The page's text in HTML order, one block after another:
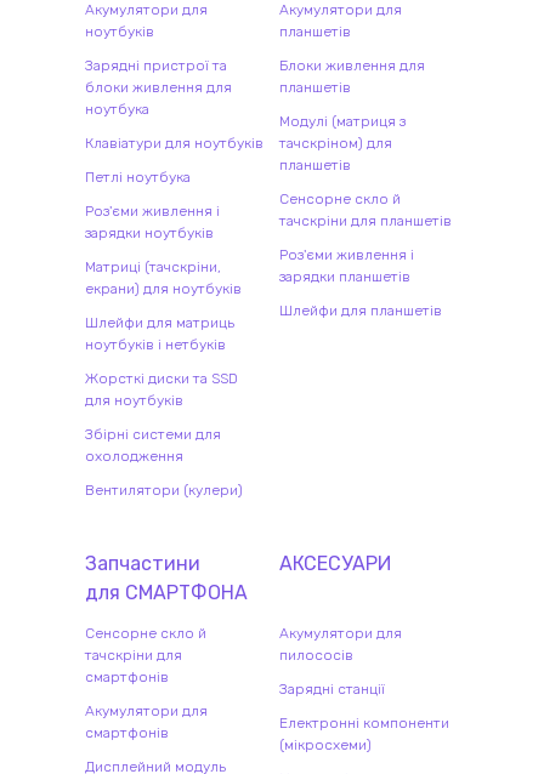
Акумулятори для
ноутбуків
Зарядні пристрої та
блоки живлення для
ноутбука
Клавіатури для ноутбуків
Петлі ноутбука
Роз'єми живлення і
зарядки ноутбуків
Матриці (тачскріни,
екрани) для ноутбуків
Шлейфи для матриць
ноутбуків і нетбуків
Жорсткі диски та SSD
для ноутбуків
Збірні системи для
охолодження
Вентилятори (кулери)
Акумулятори для
планшетів
Блоки живлення для
планшетів
Модулі (матриця з
тачскріном) для
планшетів
Сенсорне скло й
тачскріни для планшетів
Роз'єми живлення і
зарядки планшетів
Шлейфи для планшетів
Запчастини
для СМАРТФОНА
Сенсорне скло й
тачскріни для
смартфонів
Акумулятори для
смартфонів
Дисплейний модуль
АКСЕСУАРИ
Акумулятори для
пилососів
Зарядні станції
Електронні компоненти
(мікросхеми)